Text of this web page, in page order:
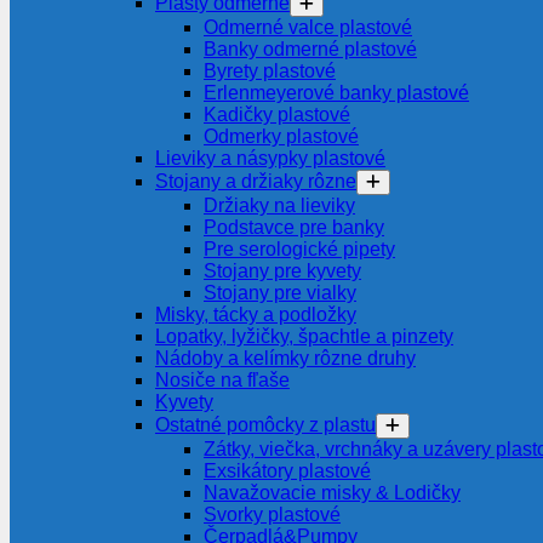
Odmerné valce plastové
Banky odmerné plastové
Byrety plastové
Erlenmeyerové banky plastové
Kadičky plastové
Odmerky plastové
Lieviky a násypky plastové
Stojany a držiaky rôzne
Držiaky na lieviky
Podstavce pre banky
Pre serologické pipety
Stojany pre kyvety
Stojany pre vialky
Misky, tácky a podložky
Lopatky, lyžičky, špachtle a pinzety
Nádoby a kelímky rôzne druhy
Nosiče na fľaše
Kyvety
Ostatné pomôcky z plastu
Zátky, viečka, vrchnáky a uzávery
Exsikátory plastové
Navažovacie misky & Lodičky
Svorky plastové
Čerpadlá&Pumpy